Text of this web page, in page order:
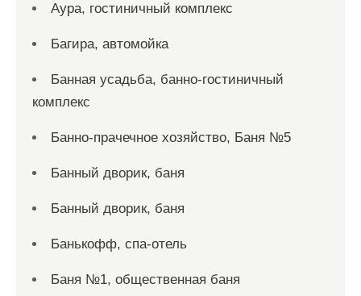
Аура, гостиничный комплекс
Багира, автомойка
Банная усадьба, банно-гостиничный
комплекс
Банно-прачечное хозяйство, Баня №5
Банный дворик, баня
Банный дворик, баня
Банькофф, спа-отель
Баня №1, общественная баня